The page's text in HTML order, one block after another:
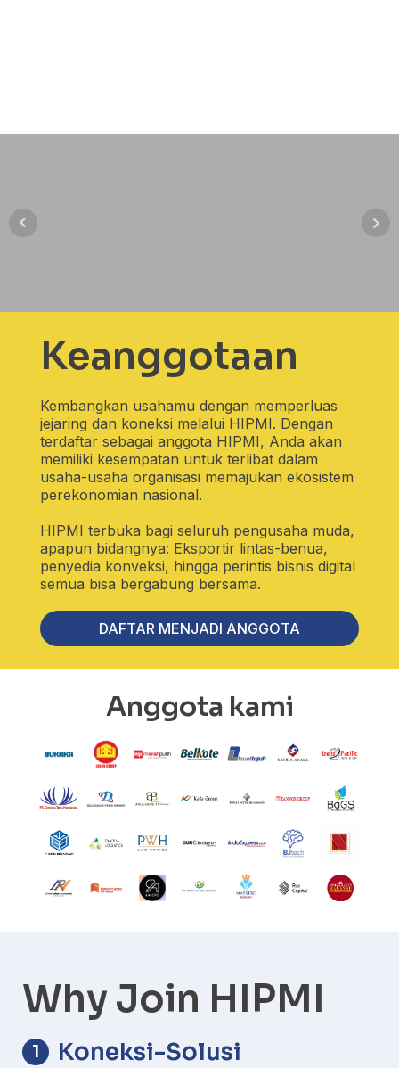
Keanggotaan
Kembangkan usahamu dengan memperluas
jejaring dan koneksi melalui HIPMI. Dengan
terdaftar sebagai anggota HIPMI, Anda akan
memiliki kesempatan untuk terlibat dalam
usaha-usaha organisasi memajukan ekosistem
perekonomian nasional.
HIPMI terbuka bagi seluruh pengusaha muda,
apapun bidangnya: Eksportir lintas-benua,
penyedia konveksi, hingga perintis bisnis digital
semua bisa bergabung bersama.
DAFTAR MENJADI ANGGOTA
Anggota kami
Why Join HIPMI
1 Koneksi-Solusi